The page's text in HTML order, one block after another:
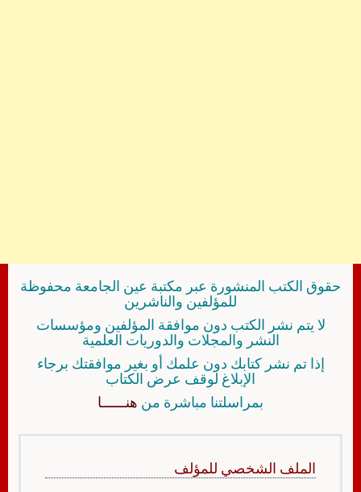
حقوق الكتب المنشورة عبر مكتبة عين الجامعة محفوظة
للمؤلفين والناشرين
لا يتم نشر الكتب دون موافقة المؤلفين ومؤسسات
النشر والمجلات والدوريات العلمية
إذا تم نشر كتابك دون علمك أو بغير موافقتك برجاء
الإبلاغ لوقف عرض الكتاب
بمراسلتنا مباشرة من هنــــــا
الملف الشخصي للمؤلف